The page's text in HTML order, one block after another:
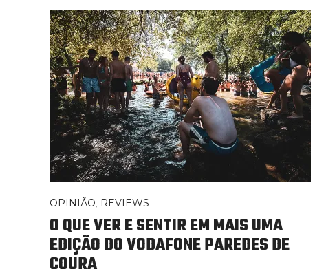
OPINIÃO, REVIEWS
O QUE VER E SENTIR EM MAIS UMA
EDIÇÃO DO VODAFONE PAREDES DE